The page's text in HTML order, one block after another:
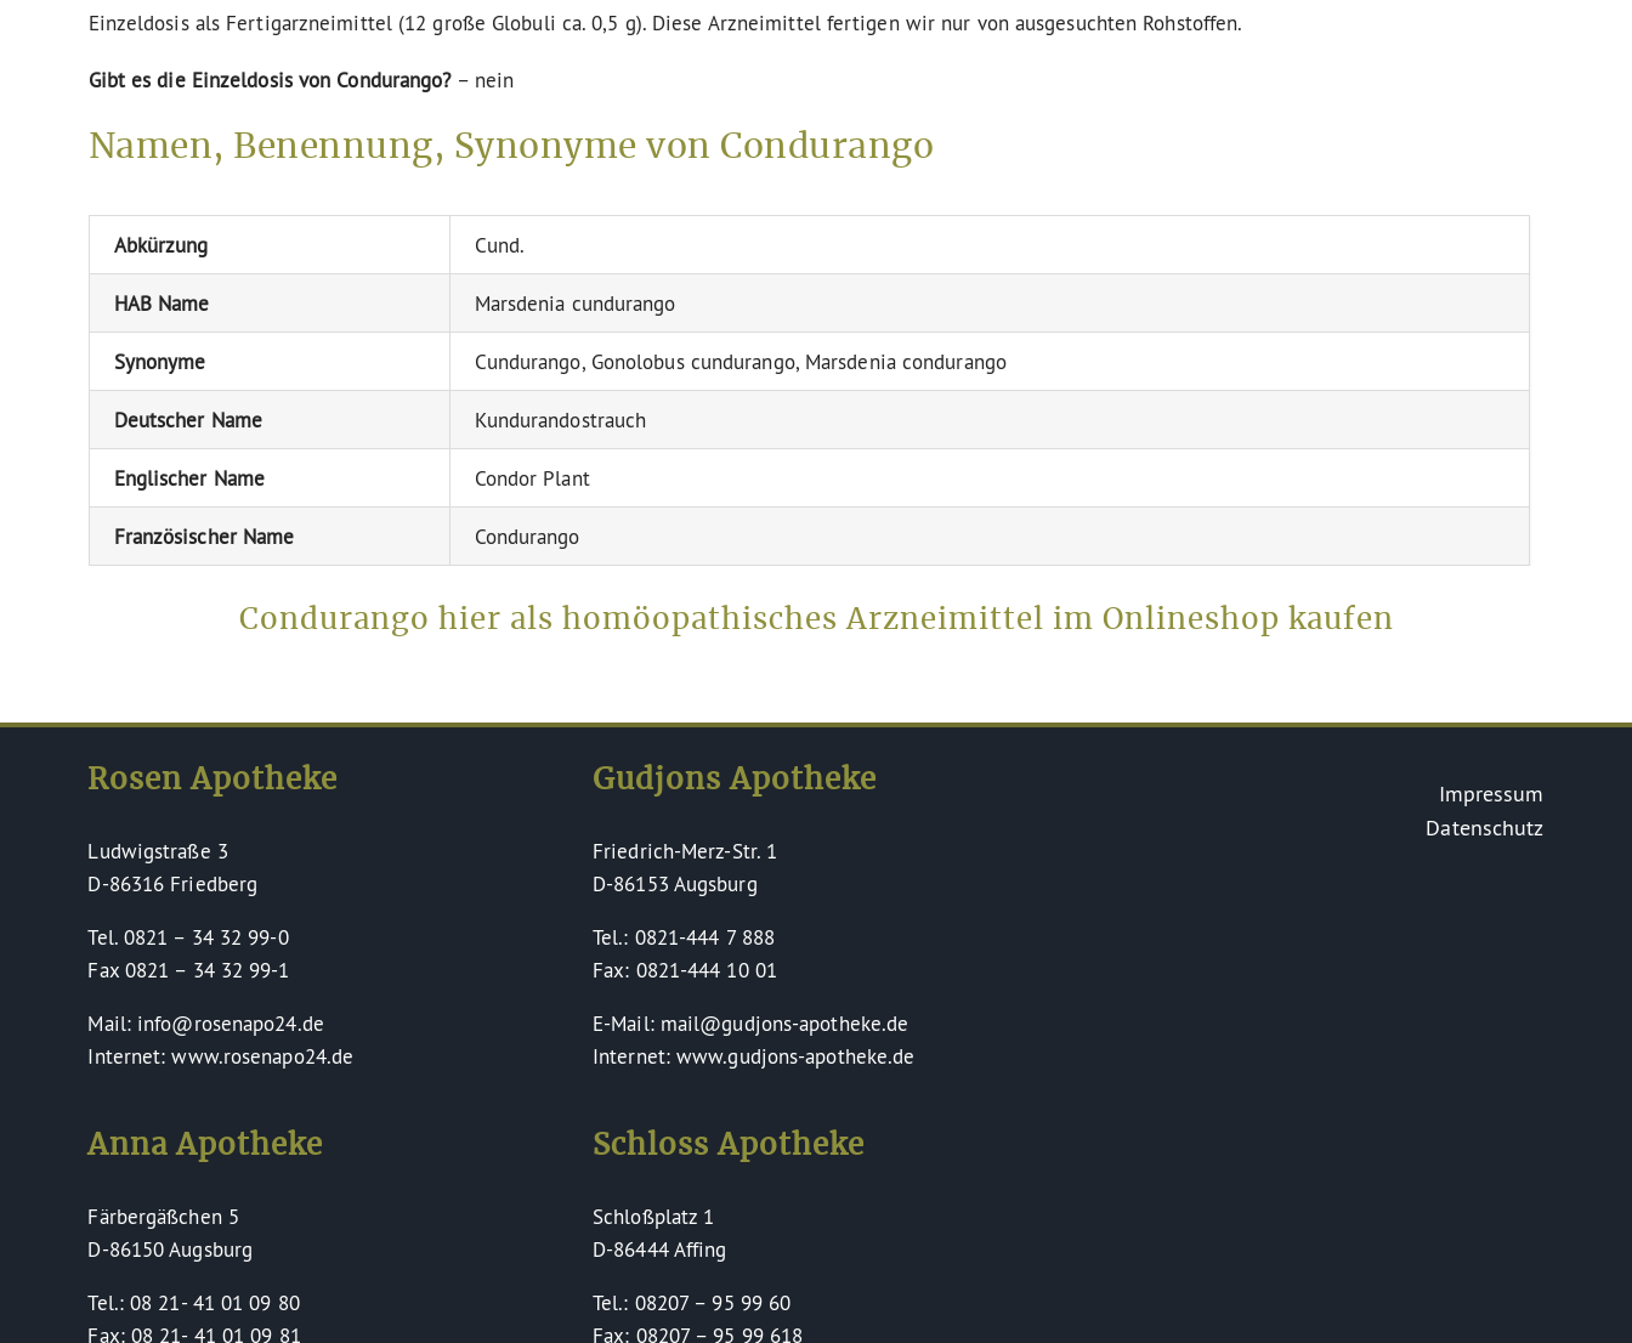
Einzeldosis als Fertigarzneimittel (12 große Globuli ca. 0,5 g). Diese Arzneimittel fertigen wir nur von ausgesuchten Rohstoffen.
Gibt es die Einzeldosis von Condurango?– nein
Namen, Benennung, Synonyme von Condurango
Abkürzung Cund.
HAB Name Marsdenia cundurango
Synonyme Cundurango, Gonolobus cundurango, Marsdenia condurango
Deutscher Name Kundurandostrauch
Englischer Name Condor Plant
Französischer Name Condurango
Condurango hier als homöopathisches Arzneimittel im Onlineshop kaufen
Rosen Apotheke
Ludwigstraße 3
D-86316 Friedberg
Tel. 0821 – 34 32 99-0
Fax 0821 – 34 32 99-1
Mail: info@rosenapo24.de
Internet: www.rosenapo24.de
Anna Apotheke
Färbergäßchen 5
D-86150 Augsburg
Tel.: 08 21- 41 01 09 80
Fax: 08 21- 41 01 09 81
Gudjons Apotheke
Friedrich-Merz-Str. 1
D-86153 Augsburg
Tel.: 0821-444 7 888
Fax: 0821-444 10 01
E-Mail: mail@gudjons-apotheke.de
Internet: www.gudjons-apotheke.de
Schloss Apotheke
Schloßplatz 1
D-86444 Affing
Tel.: 08207 – 95 99 60
Fax: 08207 – 95 99 618
Impressum
Datenschutz